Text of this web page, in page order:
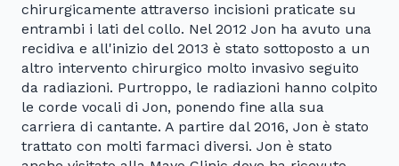
chirurgicamente attraverso incisioni praticate su
entrambi i lati del collo. Nel 2012 Jon ha avuto una
recidiva e all'inizio del 2013 è stato sottoposto a un
altro intervento chirurgico molto invasivo seguito
da radiazioni. Purtroppo, le radiazioni hanno colpito
le corde vocali di Jon, ponendo fine alla sua
carriera di cantante. A partire dal 2016, Jon è stato
trattato con molti farmaci diversi. Jon è stato